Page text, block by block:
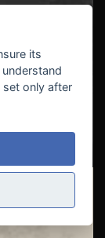
its
only after